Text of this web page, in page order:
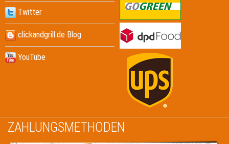
Twitter
clickandgrill.de Blog
YouTube
ZAHLUNGSMETHODEN